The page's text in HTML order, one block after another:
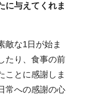
に与えてくれま
敵な1日が始ま
たり、食事の前
ことに感謝しま
常への感謝の心